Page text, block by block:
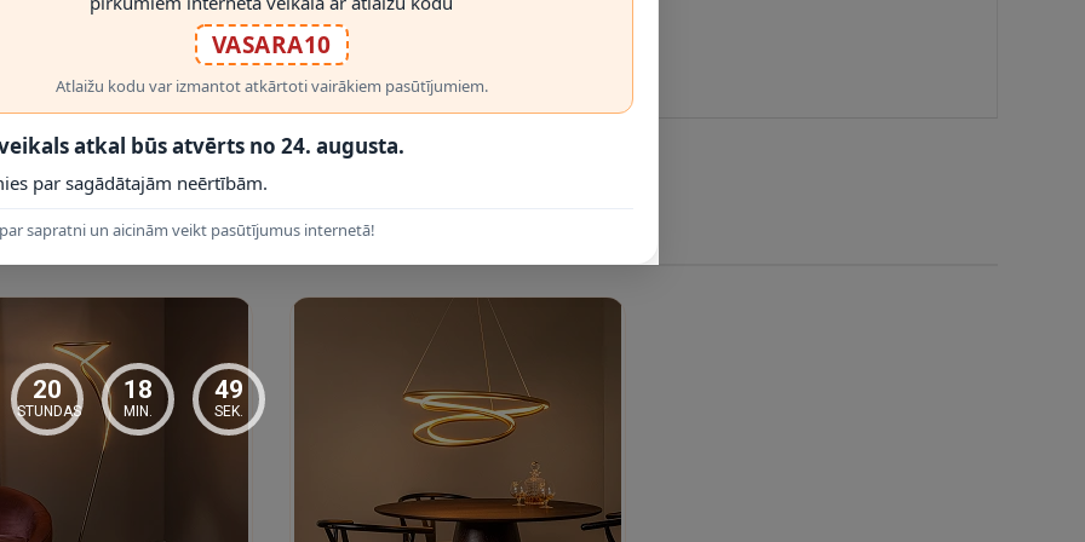
Lucide montāžas instrukciju un elektrodrošības prasības. Aizsardzības klase:
darbu uzticiet kvalificētam elektriķim.
virtuvē, saimniecības telpā vai dzīvojamā zonā — atkarībā no nepieciešamā spilgtuma.
RĀDĪT VAIRĀK
VASARA10
Atlaižu kodu var izmantot atkārtoti vairākiem pasūtījumiem.
atkal būs atvērts no 24. augusta.
par sagādātajām neērtībām.
sapratni un aicinām veikt pasūtījumus internetā!
20
STUNDAS
18
MIN.
48
SEK.